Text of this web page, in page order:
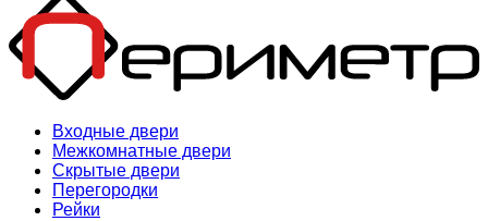
Входные двери
Межкомнатные двери
Скрытые двери
Перегородки
Рейки